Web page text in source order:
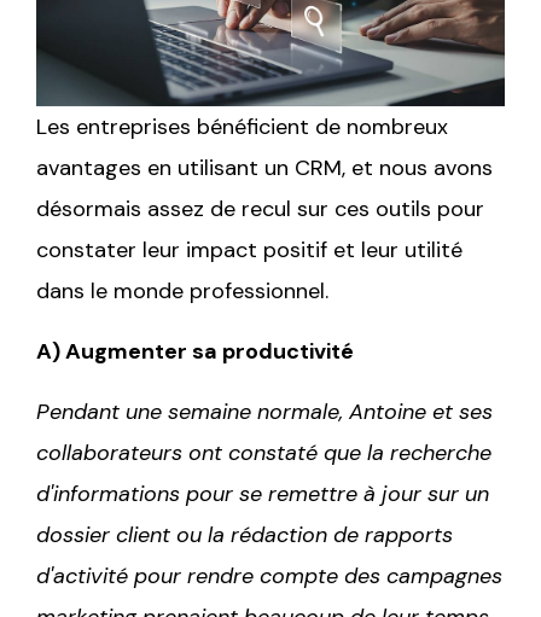
Les entreprises bénéficient de nombreux
avantages en utilisant un CRM, et nous avons
désormais assez de recul sur ces outils pour
constater leur impact positif et leur utilité
dans le monde professionnel.
A) Augmenter sa productivité
Pendant une semaine normale, Antoine et ses
collaborateurs ont constaté que la recherche
d'informations pour se remettre à jour sur un
dossier client ou la rédaction de rapports
d'activité pour rendre compte des campagnes